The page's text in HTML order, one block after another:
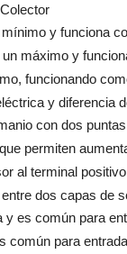
y funciona
máximo y
funcionando
y diferencia
con dos
permiten
al terminal positivo
dos capas de
es común para
común para